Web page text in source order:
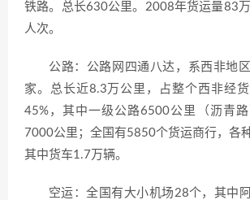
铁路。总长630公里。2008年货运量83
人次。
公路：公路网四通八达，系西非地
家。总长近8.3万公里，占整个西非经
45%，其中一级公路6500公里（沥青
7000公里；全国有5850个货运商行，各
其中货车1.7万辆。
空运：全国有大小机场28个，其中